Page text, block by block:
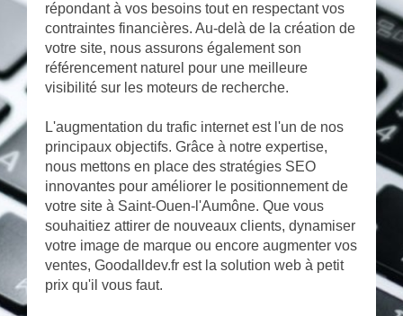
répondant à vos besoins tout en respectant vos
contraintes financières. Au-delà de la création de
votre site, nous assurons également son
référencement naturel pour une meilleure
visibilité sur les moteurs de recherche.
L'augmentation du trafic internet est l'un de nos
principaux objectifs. Grâce à notre expertise,
nous mettons en place des stratégies SEO
innovantes pour améliorer le positionnement de
votre site à Saint-Ouen-l'Aumône. Que vous
souhaitiez attirer de nouveaux clients, dynamiser
votre image de marque ou encore augmenter vos
ventes, Goodalldev.fr est la solution web à petit
prix qu'il vous faut.